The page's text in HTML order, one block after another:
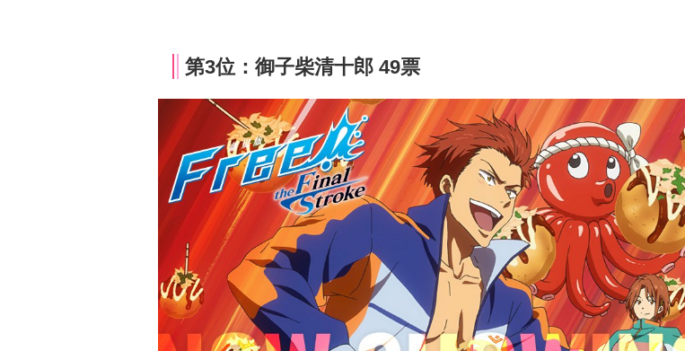
第3位：御子柴清十郎 49票